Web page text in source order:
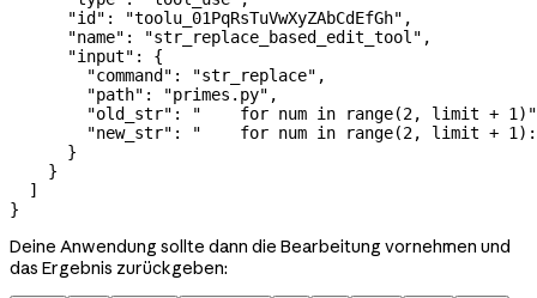
      "id"
: "toolu_01PqRsTuVwXyZAbCdEfGh" ,
      "name"
: "str_replace_based_edit_tool" ,
      "input"
: {
        "command"
: "str_replace" ,
        "path"
: "primes.py" ,
        "old_str"
:
"    for num in range(2, limit + 1)"
        "new_str"
:
"    for num in range(2, limit +
      }
    }
  ]
}
Deine Anwendung sollte dann die Bearbeitung vornehmen und
das Ergebnis zurückgeben: